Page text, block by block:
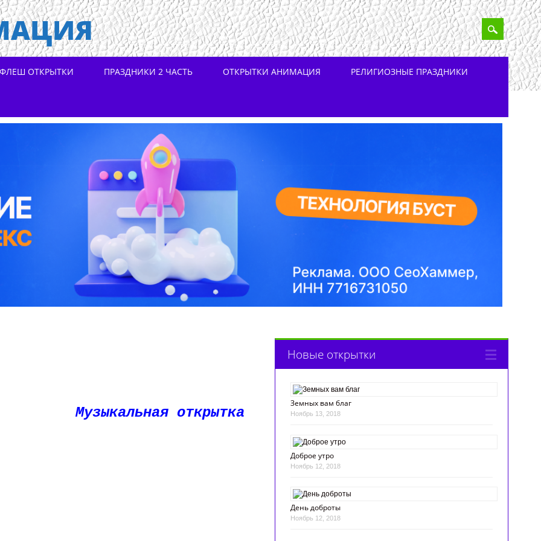
ФЛЕШ ОТКРЫТКИ ПРАЗДНИКИ 2 ЧАСТЬ ОТКРЫТКИ АНИМАЦИЯ РЕЛИГИОЗНЫЕ ПРАЗДНИКИ
Музыкальная открытка
Новые открытки
Земных вам благ
Ноябрь 13, 2018
Доброе утро
Ноябрь 12, 2018
День доброты
Ноябрь 12, 2018